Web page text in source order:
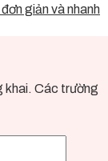
giản và nhanh
khai. Các trường